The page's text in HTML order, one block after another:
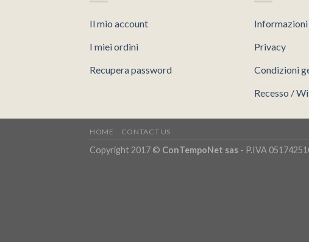
Il mio account
I miei ordini
Recupera password
Informazioni
Privacy
Condizioni
Recesso /
HOME CONTACT US
Copyright 2017 © ConTempoNet sas - P.IVA